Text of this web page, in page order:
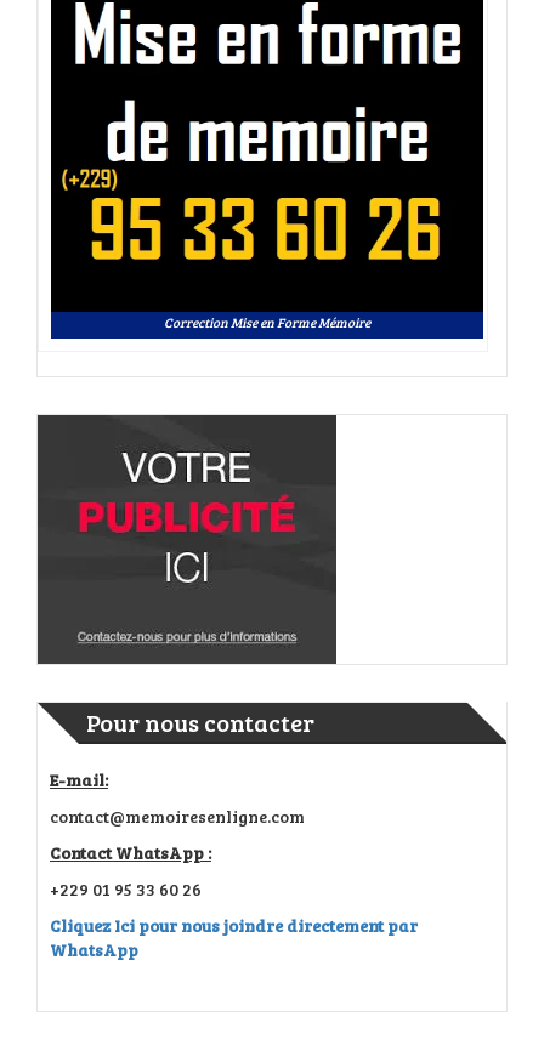
Correction Mise en Forme Mémoire
Pour nous contacter
E-mail:
contact@memoiresenligne.com
Contact WhatsApp :
+229 01 95 33 60 26
Cliquez Ici pour nous joindre directement par
WhatsApp